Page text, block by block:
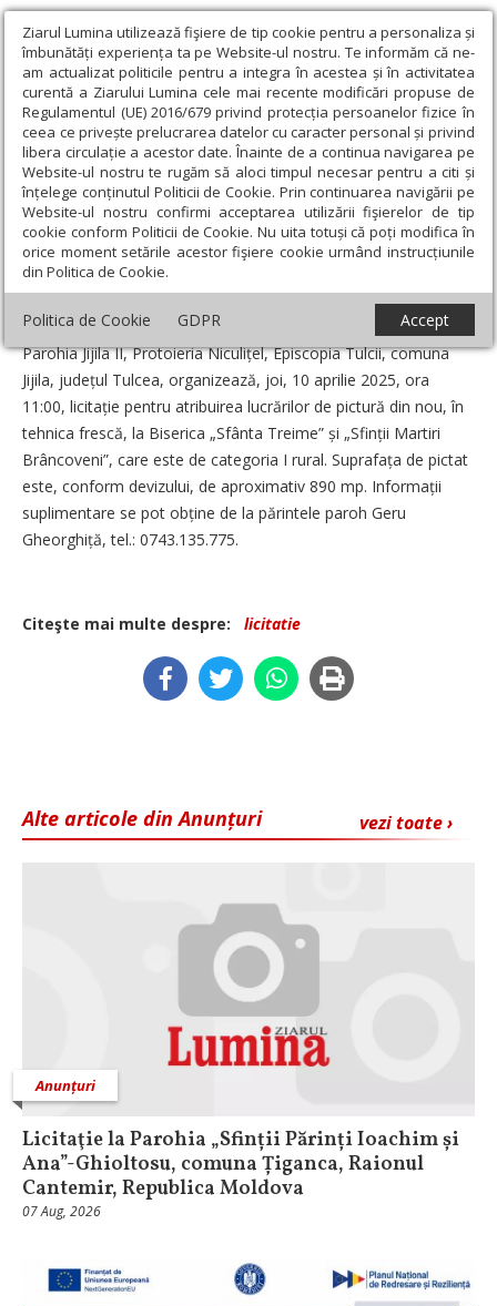
Ziarul Lumina utilizează fişiere de tip cookie pentru a personaliza și
îmbunătăți experiența ta pe Website-ul nostru. Te informăm că ne-
am actualizat politicile pentru a integra în acestea și în activitatea
curentă a Ziarului Lumina cele mai recente modificări propuse de
Regulamentul (UE) 2016/679 privind protecția persoanelor fizice în
ceea ce privește prelucrarea datelor cu caracter personal și privind
libera circulație a acestor date. Înainte de a continua navigarea pe
Website-ul nostru te rugăm să aloci timpul necesar pentru a citi și
înțelege conținutul Politicii de Cookie. Prin continuarea navigării pe
Website-ul nostru confirmi acceptarea utilizării fişierelor de tip
cookie conform Politicii de Cookie. Nu uita totuși că poți modifica în
orice moment setările acestor fişiere cookie urmând instrucțiunile
din Politica de Cookie.
Politica de Cookie GDPR Accept
Ziarul Lumina › Anunțuri › Licitație la Parohia Jijila II, județul
Tulcea
Licitație la Parohia Jijila II, județul Tulcea
Data: 25 Martie 2025
Parohia Jijila II, Protoieria Niculițel, Episcopia Tulcii, comuna
Jijila, județul Tulcea, organizează, joi, 10 aprilie 2025, ora
11:00, licitație pentru atribuirea lucrărilor de pictură din nou, în
tehnica frescă, la Biserica „Sfânta Treime” și „Sfinții Martiri
Brâncoveni”, care este de categoria I rural. Suprafața de pictat
este, conform devizului, de aproximativ 890 mp. Informații
suplimentare se pot obține de la părintele paroh Geru
Gheorghiță, tel.: 0743.135.775.
Citeşte mai multe despre: licitatie
vezi toate ›
Alte articole din Anunțuri
Anunțuri
Licitaţie la Parohia „Sfinții Părinți Ioachim și
Ana”-Ghioltosu, comuna Țiganca, Raionul
Cantemir, Republica Moldova
07 Aug, 2026